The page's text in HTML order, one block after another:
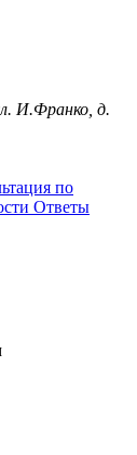
И.Франко, д.
по
Ответы